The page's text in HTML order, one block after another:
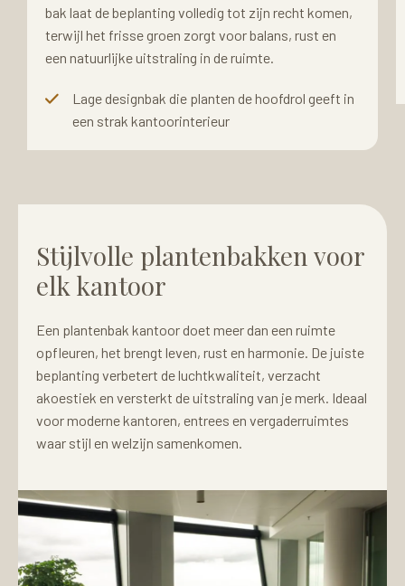
bak laat de beplanting volledig tot zijn recht komen,
terwijl het frisse groen zorgt voor balans, rust en
een natuurlijke uitstraling in de ruimte.
Lage designbak die planten de hoofdrol geeft in
een strak kantoorinterieur
Stijlvolle plantenbakken voor
elk kantoor
Een plantenbak kantoor doet meer dan een ruimte
opfleuren, het brengt leven, rust en harmonie. De juiste
beplanting verbetert de luchtkwaliteit, verzacht
akoestiek en versterkt de uitstraling van je merk. Ideaal
voor moderne kantoren, entrees en vergaderruimtes
waar stijl en welzijn samenkomen.